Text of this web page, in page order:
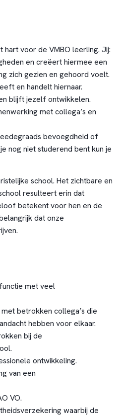
voor de VMBO leerling. Jij:
en creëert hiermee een
zich gezien en gehoord voelt.
en handelt hiernaar.
blijft jezelf ontwikkelen.
met collega’s en
bevoegdheid of
nog niet studerend bent kun je
school. Het zichtbare en
resulteert erin dat
betekent voor hen en de
dat onze
met veel
betrokken collega’s die
hebben voor elkaar.
bij de
ontwikkeling.
van een
VO.
waarbij de